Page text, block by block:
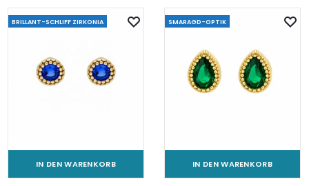
BRILLANT-SCHLIFF ZIRKONIA
IN DEN WARENKORB
SMARAGD-OPTIK
IN DEN WARENKORB